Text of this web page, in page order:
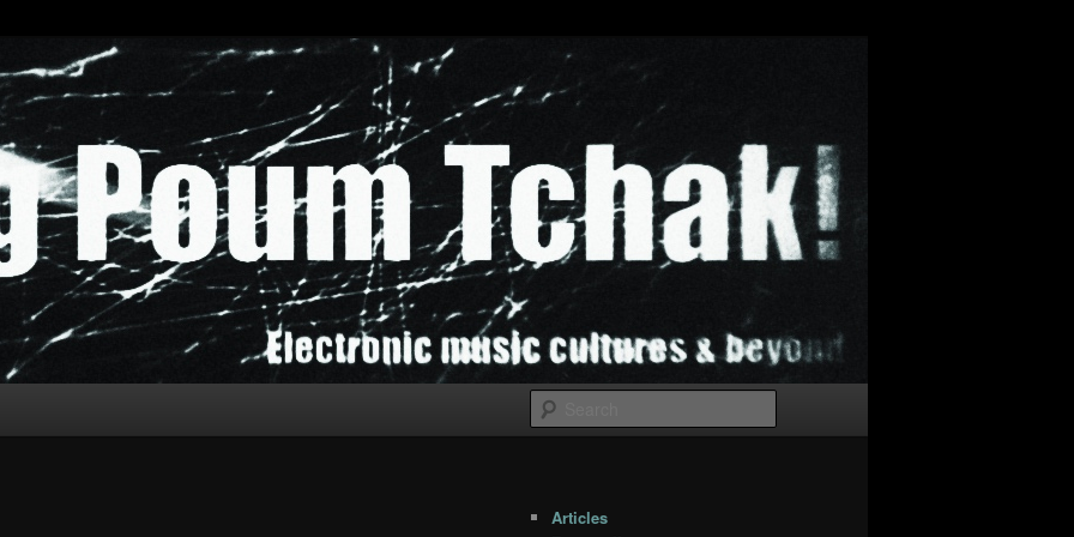
Articles